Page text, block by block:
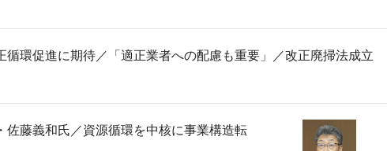
環促進に期待／「適正業者への配慮も重要」／改正廃掃法成立
藤義和氏／資源循環を中核に事業構造転